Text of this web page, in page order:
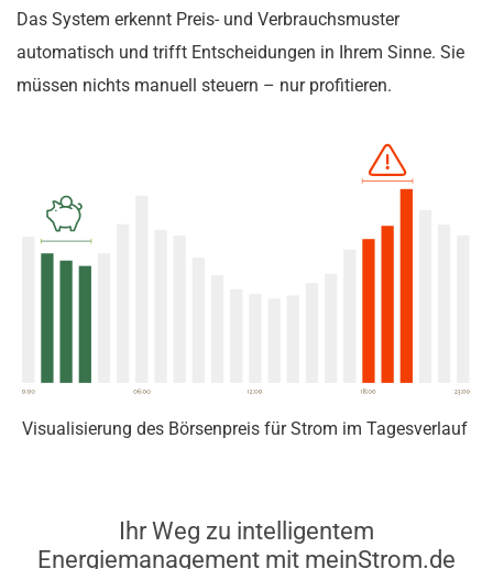
Das System erkennt Preis- und Verbrauchsmuster
automatisch und trifft Entscheidungen in Ihrem Sinne. Sie
müssen nichts manuell steuern – nur profitieren.
Visualisierung des Börsenpreis für Strom im Tagesverlauf
Ihr Weg zu intelligentem
Energiemanagement mit meinStrom.de